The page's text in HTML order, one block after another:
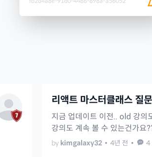
리액트 마스터클래스 질문
지금 업데이트 이전.. old 강의
강의도 계속 볼 수 있는건가요
by kimgalaxy32 • 4년 전 • 4